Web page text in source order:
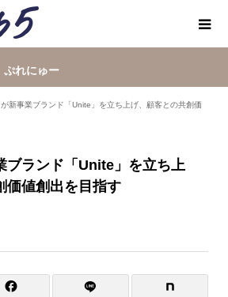
ぷれにゅー
新事業ブランド「Unite」を立ち上げ、顧客との共創価
ブランド「Unite」を立ち上
価値創出を目指す